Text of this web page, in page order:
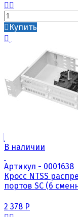
Купить
В наличии
Артикул - 0001638
Кросс NTSS
портов SC (6
2 378 Р